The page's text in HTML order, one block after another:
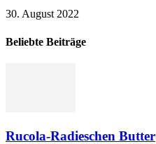
30. August 2022
Beliebte Beiträge
Rucola-Radieschen Butter